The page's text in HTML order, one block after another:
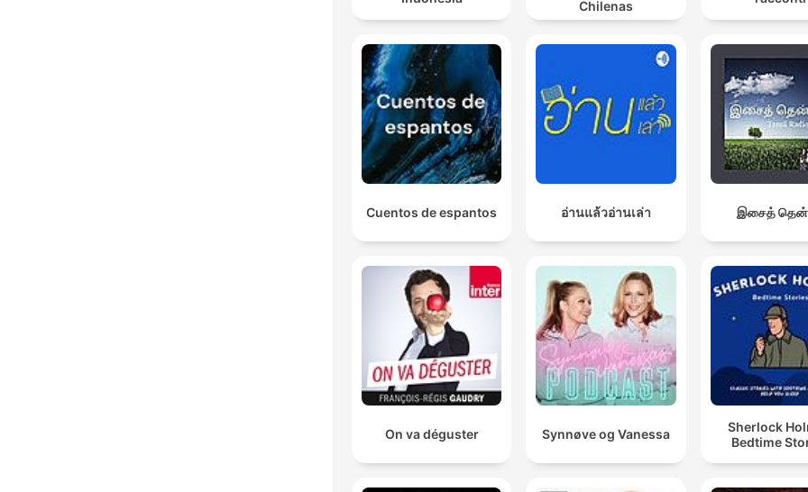
Chilenas
Cuentos de espantos อ่านแล้วอ่านเล่า இசைத்
On va déguster Synnøve og Vanessa
Sherlock
Bedtime